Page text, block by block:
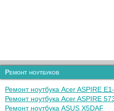
Ремонт ноутбуков
Ремонт ноутбука Acer ASPIRE
Ремонт ноутбука Acer ASPIRE
Ремонт ноутбука ASUS X5DAF